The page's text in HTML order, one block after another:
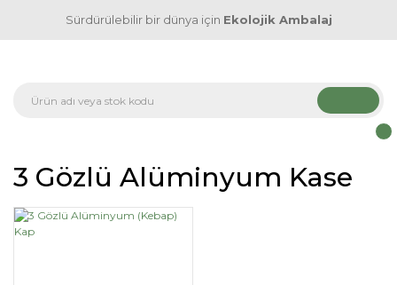
Sürdürülebilir bir dünya için Ekolojik Ambalaj
3 Gözlü Alüminyum Kase